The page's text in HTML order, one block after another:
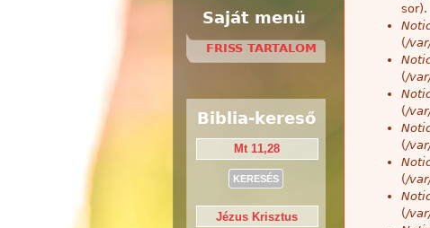
sor).
(/
(/
(/
(/
(/
(/
Saját menü
FRISS TARTALOM
Biblia-kereső